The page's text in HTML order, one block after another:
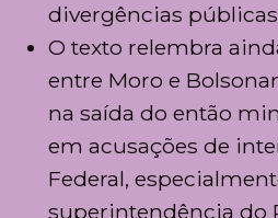
divergências
O texto relembra
entre Moro e
na saída do então
em acusações de
Federal,
superintendência do